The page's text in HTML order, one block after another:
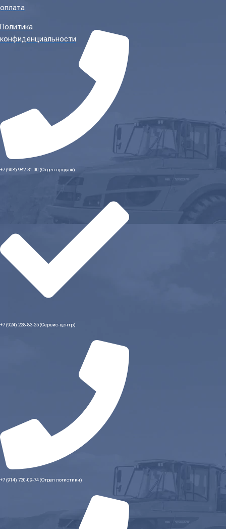
оплата
Политика
конфиденциальности
+7 (908) 982-31-00 (Отдел продаж)
+7 (924) 228-83-25 (Сервис-центр)
+7 (914) 730-09-74 (Отдел логистики)